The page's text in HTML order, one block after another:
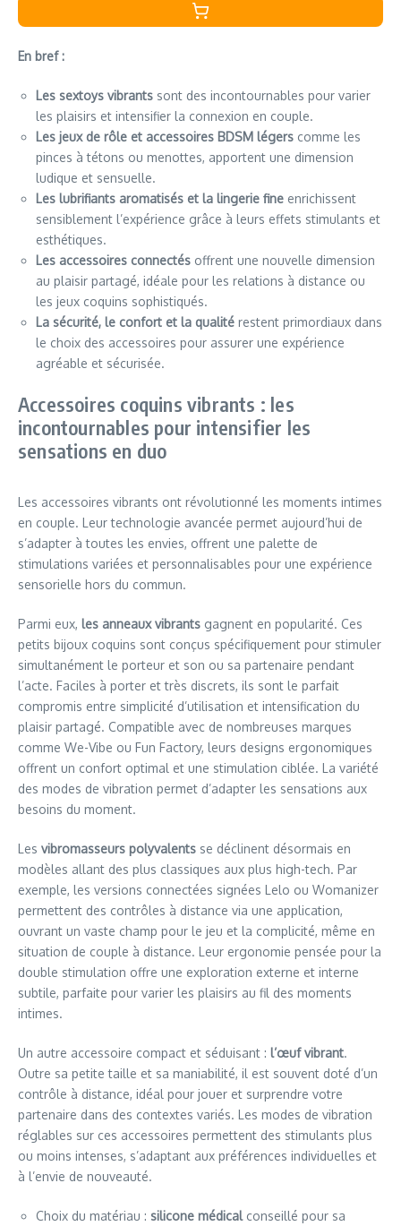
En bref :
Les sextoys vibrants sont des incontournables pour varier
les plaisirs et intensifier la connexion en couple.
Les jeux de rôle et accessoires BDSM légers comme les
pinces à tétons ou menottes, apportent une dimension
ludique et sensuelle.
Les lubrifiants aromatisés et la lingerie fine enrichissent
sensiblement l’expérience grâce à leurs effets stimulants et
esthétiques.
Les accessoires connectés offrent une nouvelle dimension
au plaisir partagé, idéale pour les relations à distance ou
les jeux coquins sophistiqués.
La sécurité, le confort et la qualité restent primordiaux dans
le choix des accessoires pour assurer une expérience
agréable et sécurisée.
Accessoires coquins vibrants : les
incontournables pour intensifier les
sensations en duo
Les accessoires vibrants ont révolutionné les moments intimes
en couple. Leur technologie avancée permet aujourd’hui de
s’adapter à toutes les envies, offrent une palette de
stimulations variées et personnalisables pour une expérience
sensorielle hors du commun.
Parmi eux, les anneaux vibrants gagnent en popularité. Ces
petits bijoux coquins sont conçus spécifiquement pour stimuler
simultanément le porteur et son ou sa partenaire pendant
l’acte. Faciles à porter et très discrets, ils sont le parfait
compromis entre simplicité d’utilisation et intensification du
plaisir partagé. Compatible avec de nombreuses marques
comme We-Vibe ou Fun Factory, leurs designs ergonomiques
offrent un confort optimal et une stimulation ciblée. La variété
des modes de vibration permet d’adapter les sensations aux
besoins du moment.
Les vibromasseurs polyvalents se déclinent désormais en
modèles allant des plus classiques aux plus high-tech. Par
exemple, les versions connectées signées Lelo ou Womanizer
permettent des contrôles à distance via une application,
ouvrant un vaste champ pour le jeu et la complicité, même en
situation de couple à distance. Leur ergonomie pensée pour la
double stimulation offre une exploration externe et interne
subtile, parfaite pour varier les plaisirs au fil des moments
intimes.
Un autre accessoire compact et séduisant : l’œuf vibrant.
Outre sa petite taille et sa maniabilité, il est souvent doté d’un
contrôle à distance, idéal pour jouer et surprendre votre
partenaire dans des contextes variés. Les modes de vibration
réglables sur ces accessoires permettent des stimulants plus
ou moins intenses, s’adaptant aux préférences individuelles et
à l’envie de nouveauté.
Choix du matériau : silicone médicalconseillé pour sa